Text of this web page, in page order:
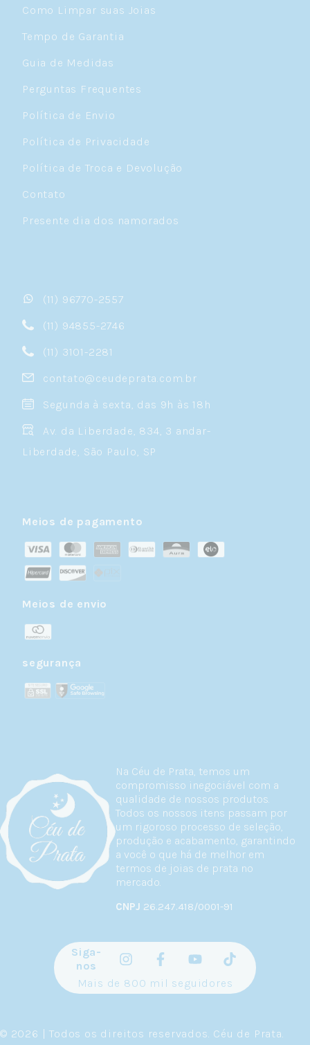
Na Céu de Prata, temos um
compromisso inegociável com a
qualidade de nossos produtos.
Todos os nossos itens passam por
um rigoroso processo de seleção,
produção e acabamento, garantindo
a você o que há de melhor em
termos de joias de prata no
mercado.
CNPJ 26.247.418/0001-91
Como Limpar suas Joias
Tempo de Garantia
Guia de Medidas
Perguntas Frequentes
Política de Envio
Política de Privacidade
Política de Troca e Devolução
Contato
Presente dia dos namorados
(11) 96770-2557
(11) 94855-2746
(11) 3101-2281
contato@ceudeprata.com.br
Segunda à sexta, das 9h às 18h
Av. da Liberdade, 834, 3 andar-
Liberdade, São Paulo, SP
Meios de pagamento
Meios de envio
segurança
Siga-
nos
Mais de 800 mil seguidores
© 2026 | Todos os direitos reservados. Céu de Prata